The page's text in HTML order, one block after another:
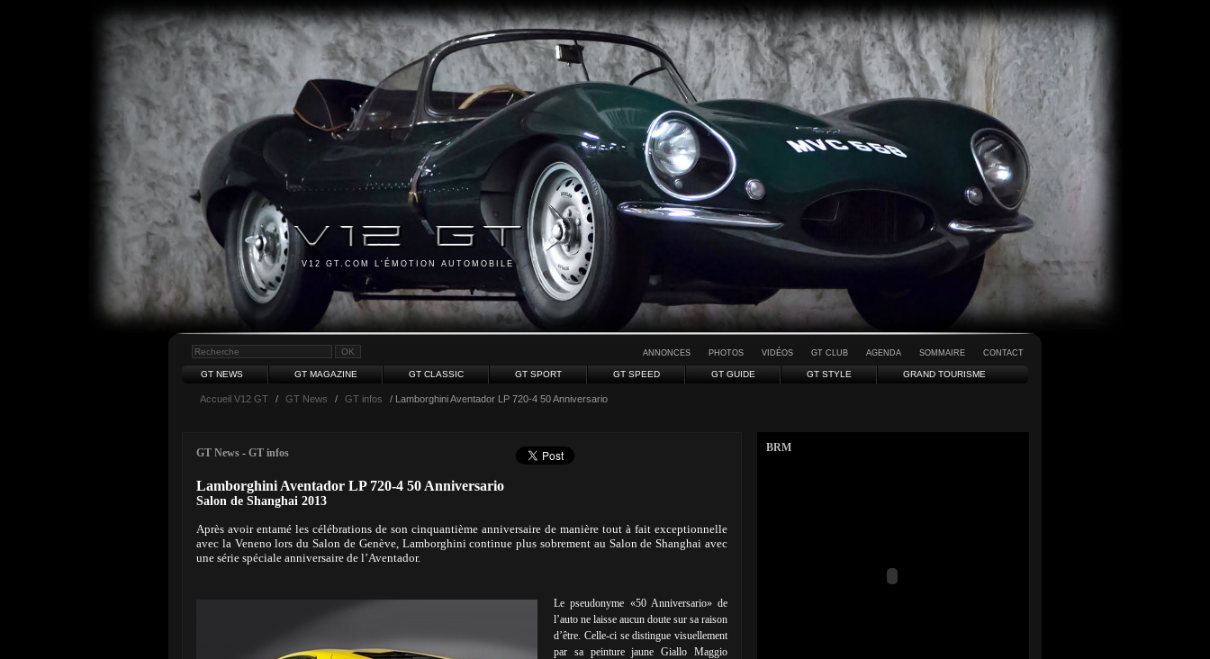
V12 GT.COM L'ÉMOTION AUTOMOBILE
ANNONCES PHOTOS VIDÉOS GT CLUB AGENDA SOMMAIRE CONTACT
GT NEWS GT MAGAZINE GT CLASSIC GT SPORT GT SPEED GT GUIDE GT STYLE GRAND TOURISME
Accueil V12 GT / GT News / GT infos / Lamborghini Aventador LP 720-4 50 Anniversario
GT News - GT infos
Lamborghini Aventador LP 720-4 50 Anniversario
Salon de Shanghai 2013
Après avoir entamé les célébrations de son cinquantième anniversaire de manière tout à fait exceptionnelle
avec la Veneno lors du Salon de Genève, Lamborghini continue plus sobrement au Salon de Shanghai avec
une série spéciale anniversaire de l’Aventador.
Le pseudonyme «50 Anniversario» de
l’auto ne laisse aucun doute sur sa raison
d’être. Celle-ci se distingue visuellement
par sa peinture jaune Giallo Maggio
BRM